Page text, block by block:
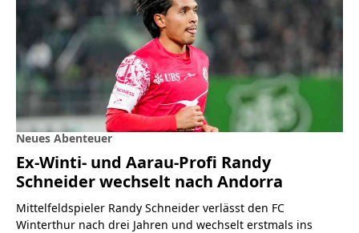
Neues Abenteuer
Ex-Winti- und Aarau-Profi Randy
Schneider wechselt nach Andorra
Mittelfeldspieler Randy Schneider verlässt den FC
Winterthur nach drei Jahren und wechselt erstmals ins